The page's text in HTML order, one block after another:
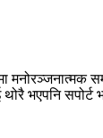
भएपनि